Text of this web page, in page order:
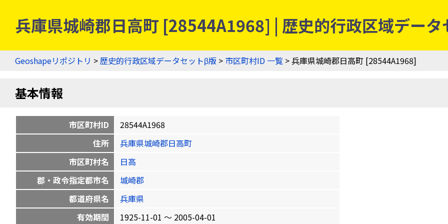
兵庫県城崎郡日高町 [28544A1968] | 歴史的行政区域データ
Geoshapeリポジトリ >歴史的行政区域データセットβ版 > 市区町村ID 一覧 > 兵庫県城崎郡日高町 [28544A1968]
基本情報
市区町村ID
28544A1968
住所
兵庫県城崎郡日高町
市区町村名
日高
郡・政令指定都市名
城崎郡
都道府県名
兵庫県
有効期間
1925-11-01 〜 2005-04-01